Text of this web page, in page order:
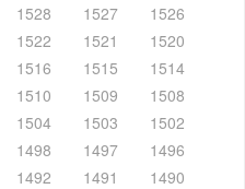
1528 1527
1526
1522 1521
1520
1516 1515
1514
1510 1509
1508
1504 1503
1502
1498 1497
1496
1492 1491
1490